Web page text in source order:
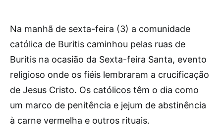
Na manhã de sexta-feira (3) a comunidade
católica de Buritis caminhou pelas ruas de
Buritis na ocasião da Sexta-feira Santa, evento
religioso onde os fiéis lembraram a crucificação
de Jesus Cristo. Os católicos têm o dia como
um marco de penitência e jejum de abstinência
à carne vermelha e outros rituais.